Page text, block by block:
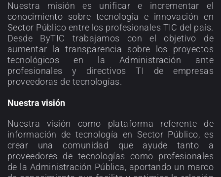
Nuestra misión es unificar e incrementar el
conocimiento sobre tecnología e innovación en
Sector Público entre los profesionales TIC del país.
Desde ByTIC trabajamos con el objetivo de
aumentar la transparencia sobre los proyectos
tecnológicos en la Administración ante
profesionales y directivos TI de empresas
proveedoras de tecnologías.
Nuestra visión
Nuestra visión como plataforma referente de
información de tecnología en Sector Público, es
crear una comunidad que ayude tanto a
proveedores de tecnologías como profesionales
de la Administración Pública, aportando un marco